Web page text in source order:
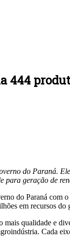
444
do Paraná.
para geração de
do Paraná com
em recursos
qualidade e
Cada